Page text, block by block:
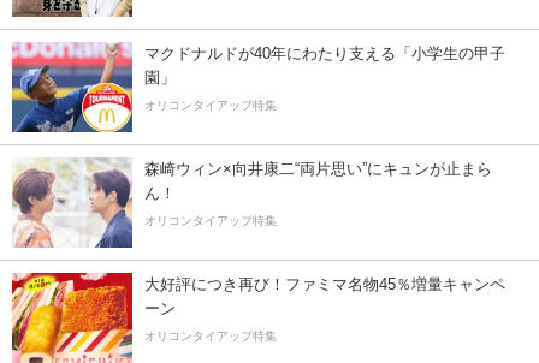
マクドナルドが40年にわたり支える「小学生の甲子
園」
オリコンタイアップ特集
森崎ウィン×向井康二“両片思い”にキュンが止まら
ん！
オリコンタイアップ特集
大好評につき再び！ファミマ名物45％増量キャンペ
ーン
オリコンタイアップ特集